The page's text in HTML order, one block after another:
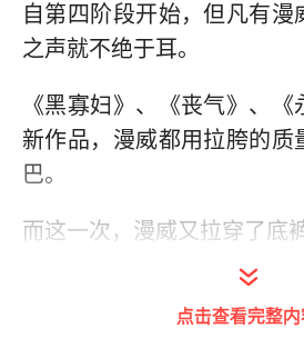
自第四阶段开始，但凡有漫
之声就不绝于耳。
《黑寡妇》、《丧气》、
新作品，漫威都用拉胯的质
巴。
而这一次，漫威又拉穿了底裤
——《雷神4：爱与
点击查看完整